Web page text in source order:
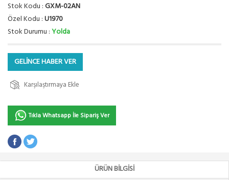
Stok Kodu :GXM-02AN
Özel Kodu :U1970
Stok Durumu :Yolda
GELİNCE HABER VER
Karşılaştırmaya Ekle
Tıkla Whatsapp İle Sipariş Ver
ÜRÜN BILGISI